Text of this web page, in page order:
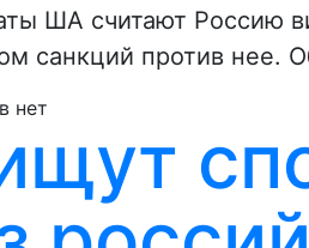
ША считают Россию
санкций против нее.
нет